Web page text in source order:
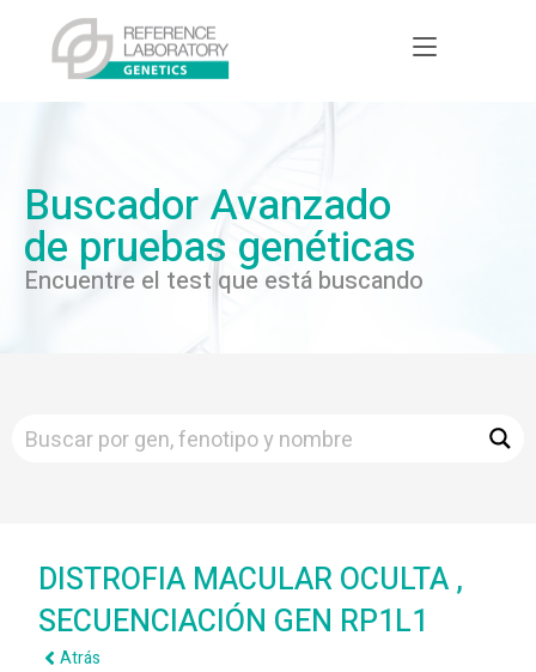
Buscador Avanzado
de pruebas genéticas
Encuentre el test que está buscando
DISTROFIA MACULAR OCULTA ,
SECUENCIACIÓN GEN RP1L1
Atrás